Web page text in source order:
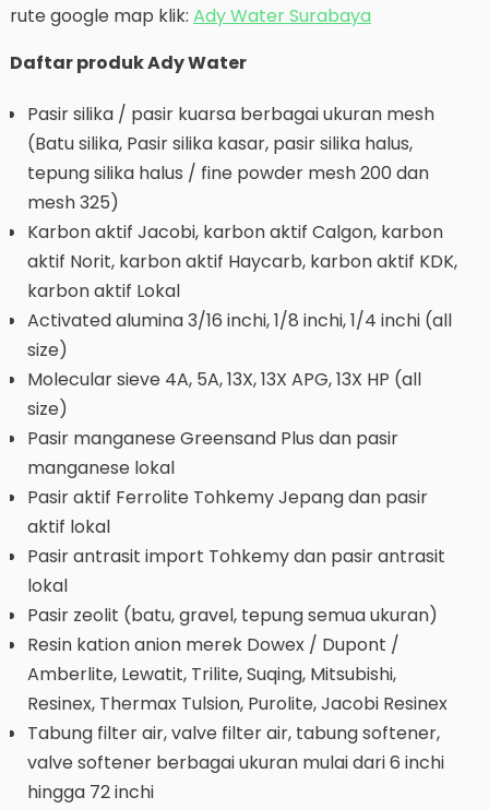
rute google map klik: Ady Water Surabaya
Daftar produk Ady Water
Pasir silika / pasir kuarsa berbagai ukuran mesh
(Batu silika, Pasir silika kasar, pasir silika halus,
tepung silika halus / fine powder mesh 200 dan
mesh 325)
Karbon aktif Jacobi, karbon aktif Calgon, karbon
aktif Norit, karbon aktif Haycarb, karbon aktif KDK,
karbon aktif Lokal
Activated alumina 3/16 inchi, 1/8 inchi, 1/4 inchi (all
size)
Molecular sieve 4A, 5A, 13X, 13X APG, 13X HP (all
size)
Pasir manganese Greensand Plus dan pasir
manganese lokal
Pasir aktif Ferrolite Tohkemy Jepang dan pasir
aktif lokal
Pasir antrasit import Tohkemy dan pasir antrasit
lokal
Pasir zeolit (batu, gravel, tepung semua ukuran)
Resin kation anion merek Dowex / Dupont /
Amberlite, Lewatit, Trilite, Suqing, Mitsubishi,
Resinex, Thermax Tulsion, Purolite, Jacobi Resinex
Tabung filter air, valve filter air, tabung softener,
valve softener berbagai ukuran mulai dari 6 inchi
hingga 72 inchi